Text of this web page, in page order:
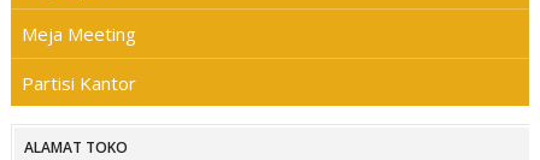
Meja Meeting
Partisi Kantor
ALAMAT TOKO